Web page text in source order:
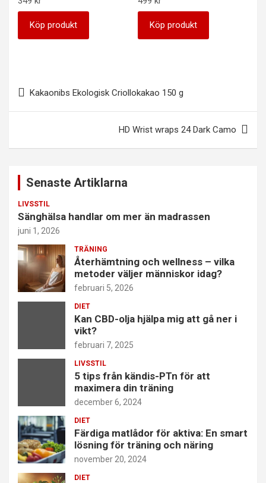
Köp produkt Köp produkt
Inläggsnavigering
Kakaonibs Ekologisk Criollokakao 150 g
HD Wrist wraps 24 Dark Camo
Senaste Artiklarna
LIVSSTIL
Sänghälsa handlar om mer än madrassen
juni 1, 2026
TRÄNING
Återhämtning och wellness – vilka
metoder väljer människor idag?
februari 5, 2026
DIET
Kan CBD-olja hjälpa mig att gå ner i
vikt?
februari 7, 2025
LIVSSTIL
5 tips från kändis-PTn för att
maximera din träning
december 6, 2024
DIET
Färdiga matlådor för aktiva: En smart
lösning för träning och näring
november 20, 2024
DIET